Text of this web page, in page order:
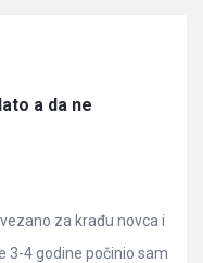
a da ne
za krađu novca i
3-4 godine počinio sam